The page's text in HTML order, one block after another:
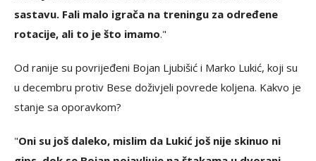
sastavu. Fali malo igrača na treningu za određene
rotacije, ali to je što imamo."
Od ranije su povrijeđeni Bojan Ljubišić i Marko Lukić, koji su
u decembru protiv Bese doživjeli povrede koljena. Kakvo je
stanje sa oporavkom?
"Oni su još daleko, mislim da Lukić još nije skinuo ni